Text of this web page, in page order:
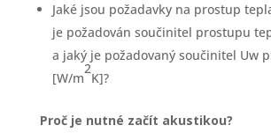
Jaké jsou požadavky na prostup
je požadován součinitel prostupu
a jaký je požadovaný součinitel Uw
[W/m
2
K]?
Proč je nutné začít akustikou?